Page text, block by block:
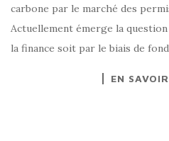
carbone par le marché des
Actuellement émerge la
la finance soit par le biais de
EN